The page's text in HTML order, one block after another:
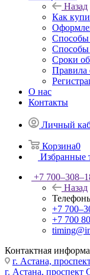
Назад
Как
Способы
Способы
Сроки
Правила
О нас
Контакты
Личный
Корзина0
Избранные
+7
Назад
+7
+7 700
Контактная
г. Астана,
г. Астана, проспект